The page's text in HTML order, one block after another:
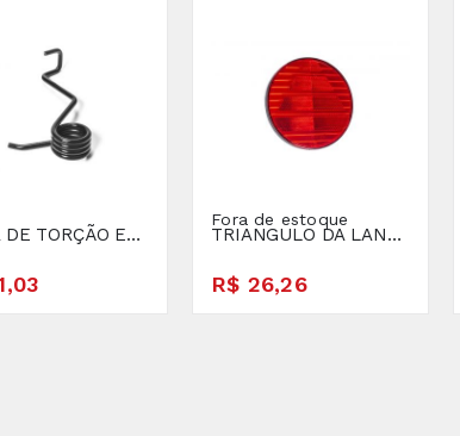
MOLA DE TORÇÃO ESQUERDA
Fora de estoque
TRIANGULO DA LANTERNA
R$ 26,26